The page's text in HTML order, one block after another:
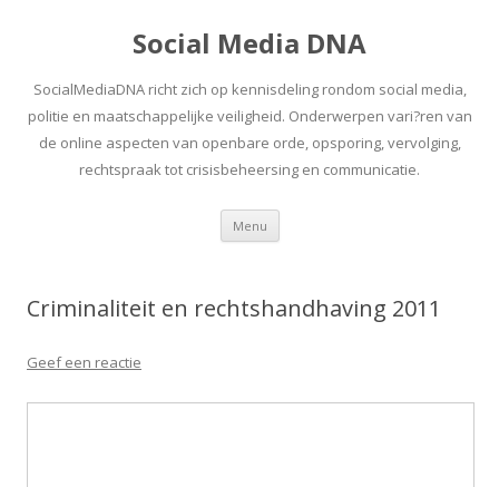
Social Media DNA
SocialMediaDNA richt zich op kennisdeling rondom social media,
politie en maatschappelijke veiligheid. Onderwerpen vari?ren van
de online aspecten van openbare orde, opsporing, vervolging,
rechtspraak tot crisisbeheersing en communicatie.
Menu Spring
inhoud
Criminaliteit en rechtshandhaving 2011
Geef een reactie